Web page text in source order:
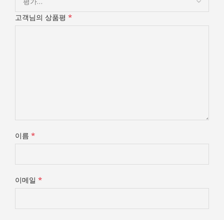
고객님의 상품평 *
이름 *
이메일 *